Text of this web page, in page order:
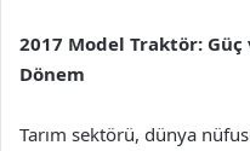
2017 Model Traktör:
Dönem
Tarım sektörü, dünya